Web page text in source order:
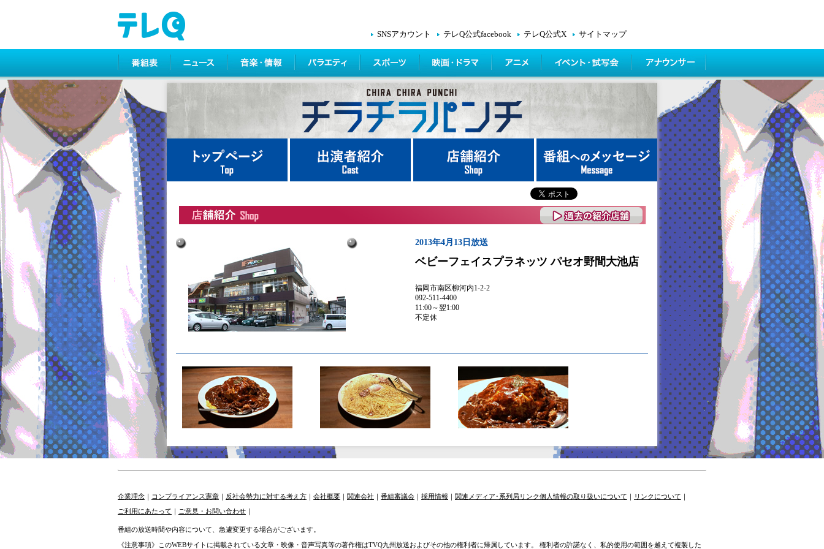
SNSアカウント テレQ公式facebook テレQ公式X サイトマップ
2013年4月13日放送
ベビーフェイスプラネッツ パセオ野間大池店
福岡市南区柳河内1-2-2
092-511-4400
11:00～翌1:00
不定休
企業理念 ｜ コンプライアンス憲章 ｜ 反社会勢力に対する考え方 ｜ 会社概要 ｜ 関連会社 ｜ 番組審議会 ｜ 採用情報 ｜ 関連メディア･系列局リンク個人情報の取り扱いについて ｜ リンクについて ｜
ご利用にあたって ｜ ご意見・お問い合わせ ｜
番組の放送時間や内容について、急遽変更する場合がございます。
《注意事項》このWEBサイトに掲載されている文章・映像・音声写真等の著作権はTVQ九州放送およびその他の権利者に帰属しています。 権利者の許諾なく、私的使用の範囲を越えて複製した